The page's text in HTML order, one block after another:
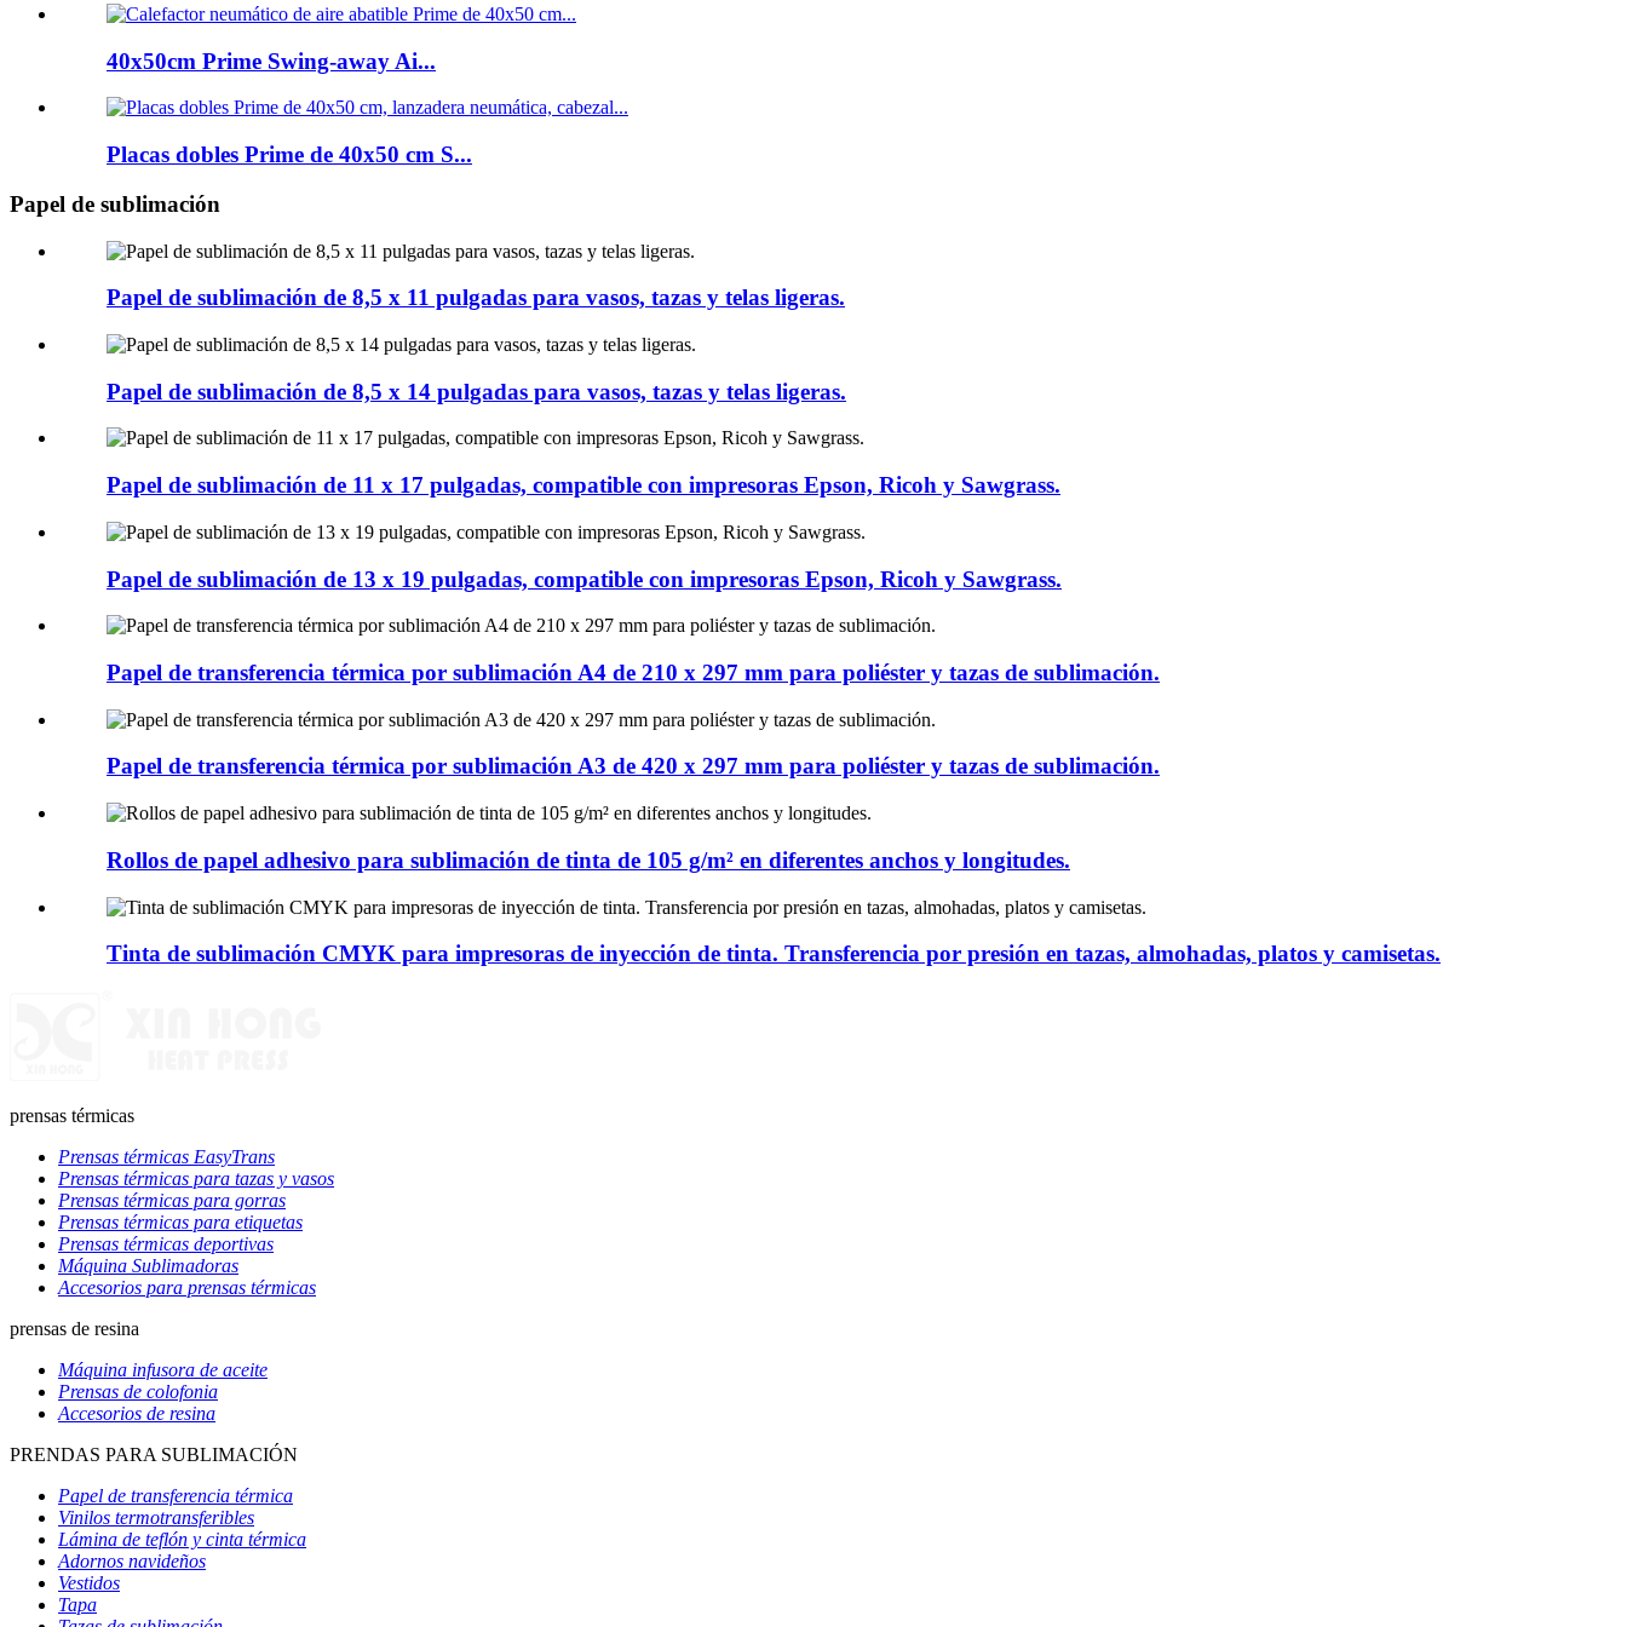
40x50cm Prime Swing-away Ai...
Placas dobles Prime de 40x50 cm S...
Papel de sublimación
Papel de sublimación de 8,5 x 11 pulgadas para vasos, tazas y telas ligeras.
Papel de sublimación de 8,5 x 14 pulgadas para vasos, tazas y telas ligeras.
Papel de sublimación de 11 x 17 pulgadas, compatible con impresoras Epson, Ricoh y Sawgrass.
Papel de sublimación de 13 x 19 pulgadas, compatible con impresoras Epson, Ricoh y Sawgrass.
Papel de transferencia térmica por sublimación A4 de 210 x 297 mm para poliéster y tazas de sublimación.
Papel de transferencia térmica por sublimación A3 de 420 x 297 mm para poliéster y tazas de sublimación.
Rollos de papel adhesivo para sublimación de tinta de 105 g/m² en diferentes anchos y longitudes.
Tinta de sublimación CMYK para impresoras de inyección de tinta. Transferencia por presión en tazas, almohadas, platos y camisetas.
prensas térmicas
Prensas térmicas EasyTrans
Prensas térmicas para tazas y vasos
Prensas térmicas para gorras
Prensas térmicas para etiquetas
Prensas térmicas deportivas
Máquina Sublimadoras
Accesorios para prensas térmicas
prensas de resina
Máquina infusora de aceite
Prensas de colofonia
Accesorios de resina
PRENDAS PARA SUBLIMACIÓN
Papel de transferencia térmica
Vinilos termotransferibles
Lámina de teflón y cinta térmica
Adornos navideños
Vestidos
Tapa